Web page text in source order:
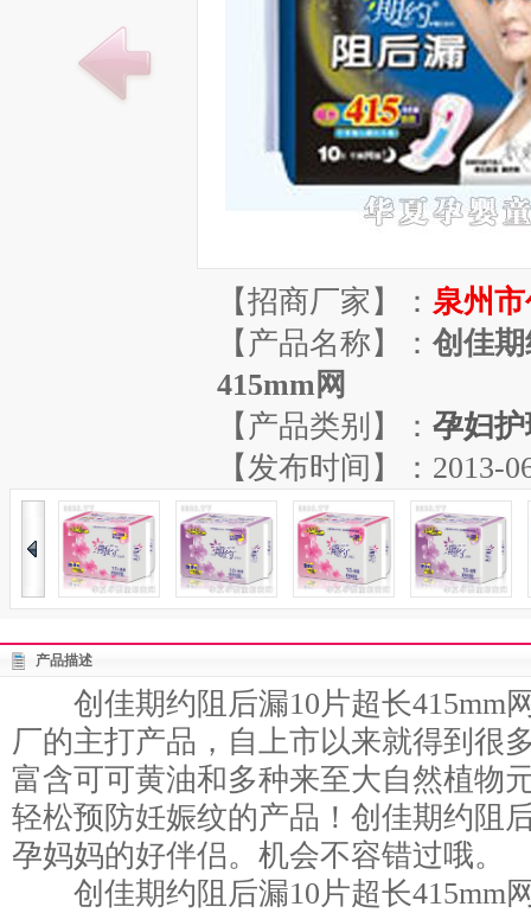
【招商厂家】： 泉州
【产品名称】： 创佳
415mm网
【产品类别】： 孕妇
【发布时间】：2013-
产品描述
创佳期约阻后漏10片超长415mm
厂的主打产品，自上市以来就得到很
富含可可黄油和多种来至大自然植物
轻松预防妊娠纹的产品！创佳期约阻
孕妈妈的好伴侣。机会不容错过哦。
创佳期约阻后漏10片超长415mm